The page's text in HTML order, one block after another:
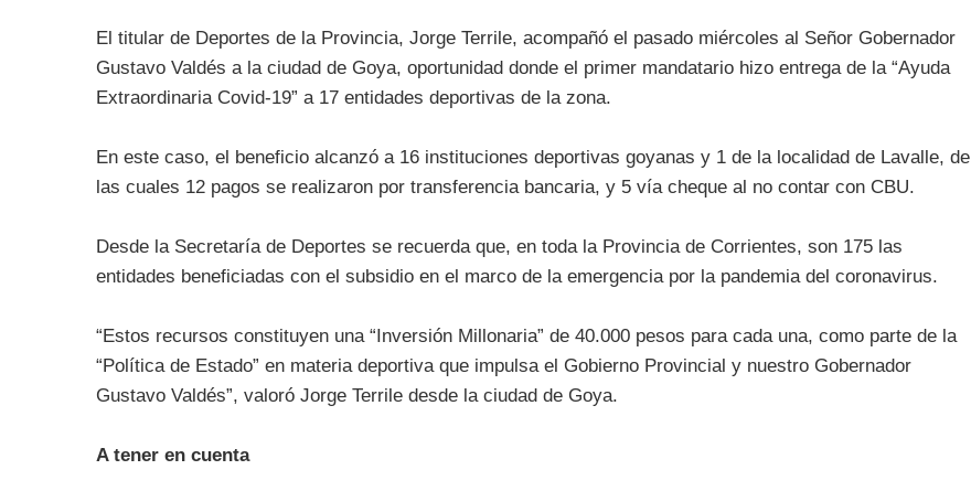
El titular de Deportes de la Provincia, Jorge Terrile, acompañó el pasado miércoles al Señor Gobernador
Gustavo Valdés a la ciudad de Goya, oportunidad donde el primer mandatario hizo entrega de la “Ayuda
Extraordinaria Covid-19” a 17 entidades deportivas de la zona.
En este caso, el beneficio alcanzó a 16 instituciones deportivas goyanas y 1 de la localidad de Lavalle, de
las cuales 12 pagos se realizaron por transferencia bancaria, y 5 vía cheque al no contar con CBU.
Desde la Secretaría de Deportes se recuerda que, en toda la Provincia de Corrientes, son 175 las
entidades beneficiadas con el subsidio en el marco de la emergencia por la pandemia del coronavirus.
“Estos recursos constituyen una “Inversión Millonaria” de 40.000 pesos para cada una, como parte de la
“Política de Estado” en materia deportiva que impulsa el Gobierno Provincial y nuestro Gobernador
Gustavo Valdés”, valoró Jorge Terrile desde la ciudad de Goya.
A tener en cuenta